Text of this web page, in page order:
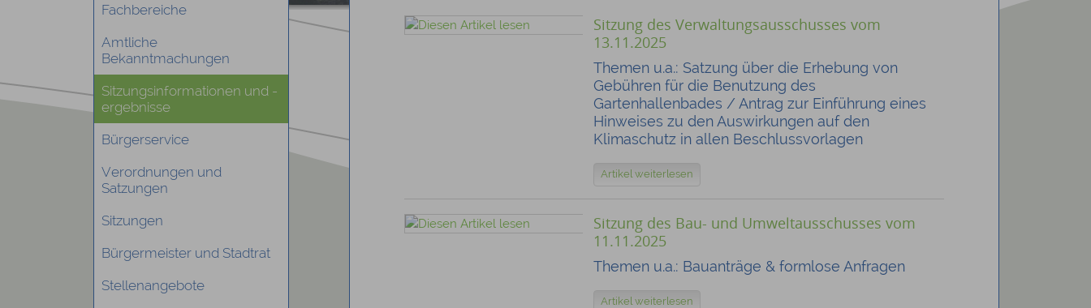
Fachbereiche
Amtliche
Bekanntmachungen
Sitzungsinformationen und -
ergebnisse
Bürgerservice
Verordnungen und
Satzungen
Sitzungen
Bürgermeister und Stadtrat
Stellenangebote
Sitzung des Verwaltungsausschusses vom
13.11.2025
Themen u.a.: Satzung über die Erhebung von
Gebühren für die Benutzung des
Gartenhallenbades / Antrag zur Einführung eines
Hinweises zu den Auswirkungen auf den
Klimaschutz in allen Beschlussvorlagen
Artikel weiterlesen
Sitzung des Bau- und Umweltausschusses vom
11.11.2025
Themen u.a.: Bauanträge & formlose Anfragen
Artikel weiterlesen